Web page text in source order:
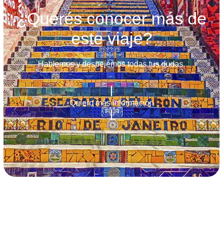
¿Querés conocer más de
este viaje?
Hablemos y despejemos todas tus dudas.
Quiero más información